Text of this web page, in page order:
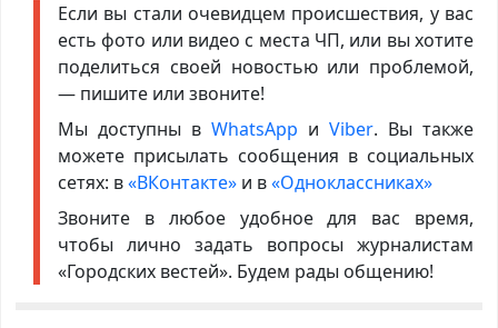
Если вы стали очевидцем происшествия, у вас
есть фото или видео с места ЧП, или вы хотите
поделиться своей новостью или проблемой,
— пишите или звоните!
Мы доступны в WhatsApp иViber. Вы также
можете присылать сообщения в социальных
сетях: в«ВКонтакте»и в«Одноклассниках»
Звоните в любое удобное для вас время,
чтобы лично задать вопросы журналистам
«Городских вестей». Будем рады общению!